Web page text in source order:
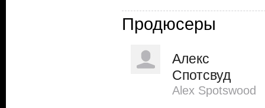
Продюсеры
Алекс
Спотсвуд
Alex Spotswood